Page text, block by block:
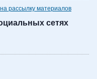
рассылку материалов
сетях